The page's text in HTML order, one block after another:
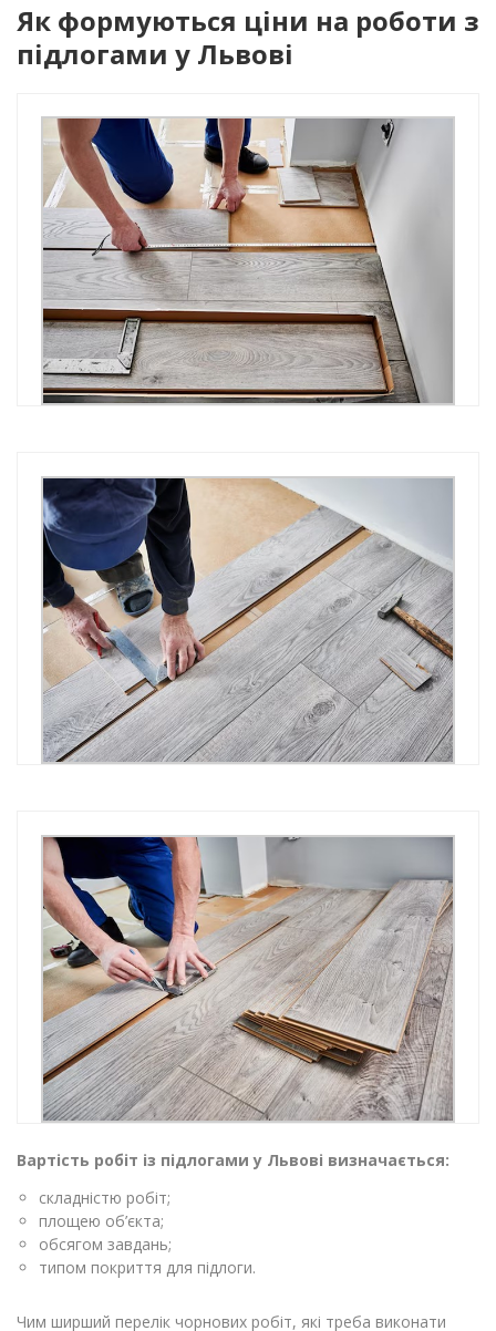
Як формуються ціни на роботи з
підлогами у Львові
Вартість робіт із підлогами у Львові визначається:
складністю робіт;
площею об’єкта;
обсягом завдань;
типом покриття для підлоги.
Чим ширший перелік чорнових робіт, які треба виконати